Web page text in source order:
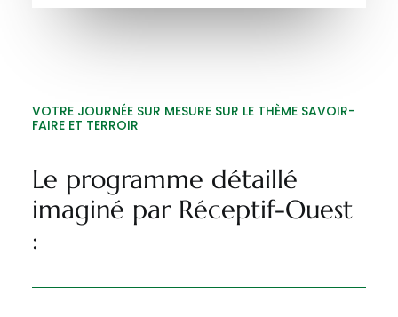
VOTRE JOURNÉE SUR MESURE SUR LE THÈME SAVOIR-
FAIRE ET TERROIR
Le programme détaillé
imaginé par Réceptif-Ouest
: